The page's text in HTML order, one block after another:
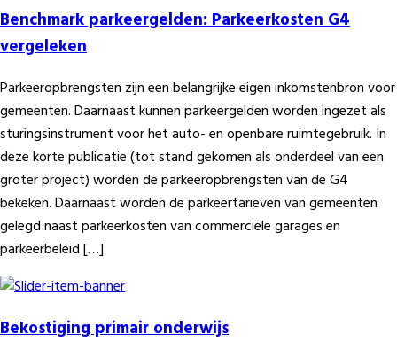
Benchmark parkeergelden: Parkeerkosten G4
vergeleken
Parkeeropbrengsten zijn een belangrijke eigen inkomstenbron voor
gemeenten. Daarnaast kunnen parkeergelden worden ingezet als
sturingsinstrument voor het auto- en openbare ruimtegebruik. In
deze korte publicatie (tot stand gekomen als onderdeel van een
groter project) worden de parkeeropbrengsten van de G4
bekeken. Daarnaast worden de parkeertarieven van gemeenten
gelegd naast parkeerkosten van commerciële garages en
parkeerbeleid […]
Bekostiging primair onderwijs